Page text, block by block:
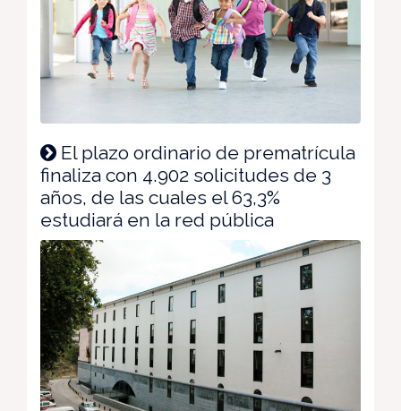
El plazo ordinario de prematrícula
finaliza con 4.902 solicitudes de 3
años, de las cuales el 63,3%
estudiará en la red pública